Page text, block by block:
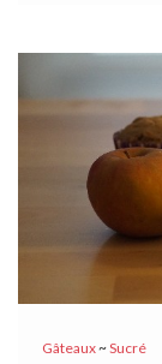
Gâteaux~Sucré